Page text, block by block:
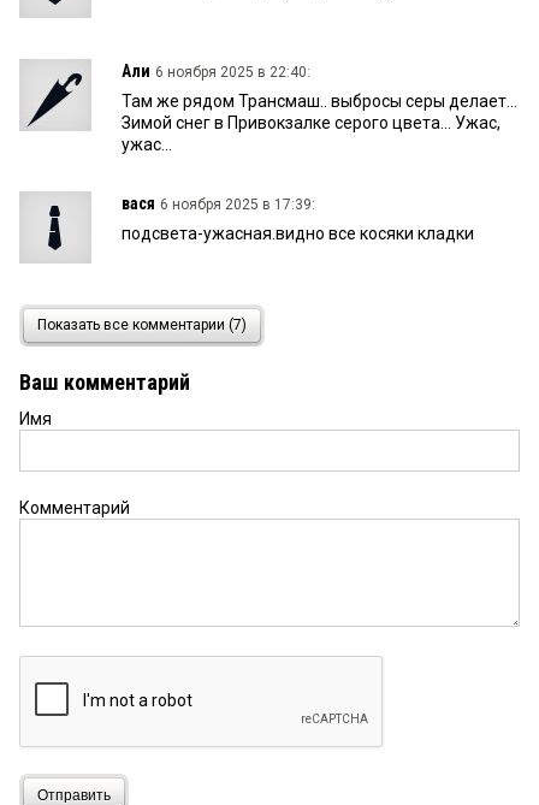
Али 6 ноября 2025 в 22:40:
Там же рядом Трансмаш.. выбросы серы делает...
Зимой снег в Привокзалке серого цвета... Ужас,
ужас...
вася 6 ноября 2025 в 17:39:
подсвета-ужасная.видно все косяки кладки
Виктор 6 ноября 2025 в 12:20:
Да, точно!Хотел купить квартиру в этом доме, но,
к сожалению, рядом, метрах в 300, ТЭЦ.И,
соответственно, когда ветер дует в сторону
ДЖОКЕР 6 ноября 2025 в 10:57:
Мда, дожились местные строители. Теперь один
отдельный дом — это оказывается событие! Вот
Вчера вечером ехал через Привокзальный
посёлок, дым от ТЭЦ такой, что казалось небо
светлым. Хапанут новые жильцы гари. Ещё и от
Показать все комментарии (7)
Ваш комментарий
Имя
Комментарий
Отправить